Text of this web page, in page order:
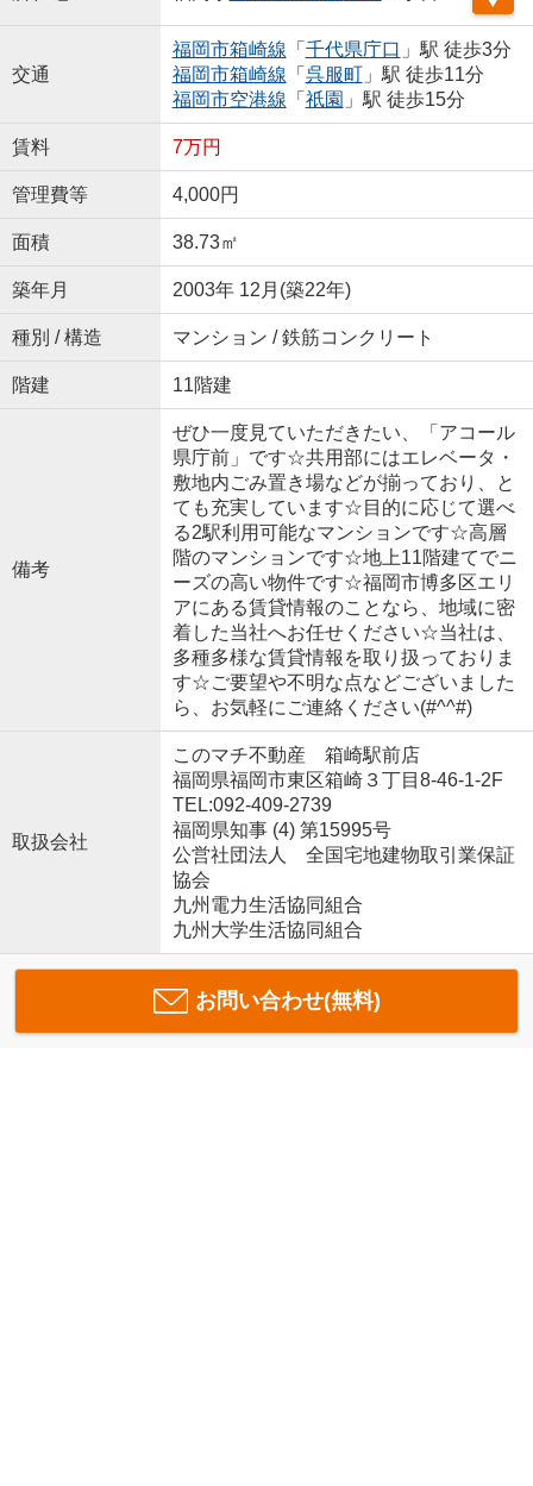
交通
福岡市箱崎線 「 千代県庁口 」駅 徒歩3分
福岡市箱崎線 「 呉服町」駅 徒歩11分
福岡市空港線 「 祇園 」駅 徒歩15分
賃料 7万円
管理費等 4,000円
面積 38.73㎡
築年月 2003年 12月(築22年)
種別 / 構造 マンション / 鉄筋コンクリート
階建 11階建
備考
ぜひ一度見ていただきたい、「アコール
県庁前」です☆共用部にはエレベータ・
敷地内ごみ置き場などが揃っており、と
ても充実しています☆目的に応じて選べ
る2駅利用可能なマンションです☆高層
階のマンションです☆地上11階建てでニ
ーズの高い物件です☆福岡市博多区エリ
アにある賃貸情報のことなら、地域に密
着した当社へお任せください☆当社は、
多種多様な賃貸情報を取り扱っておりま
す☆ご要望や不明な点などございました
ら、お気軽にご連絡ください(#^^#)
取扱会社
このマチ不動産 箱崎駅前店
福岡県福岡市東区箱崎３丁目8-46-1-2F
TEL:092-409-2739
福岡県知事 (4) 第15995号
公営社団法人 全国宅地建物取引業保証
協会
九州電力生活協同組合
九州大学生活協同組合
お問い合わせ(無料)